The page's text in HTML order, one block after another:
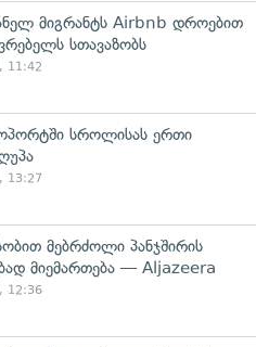
მიგრანტს Airbnb დროებით
სთავაზობს
11:42
სროლისას ერთი
13:27
მებრძოლი პანჯშირის
მიემართება — Aljazeera
12:36